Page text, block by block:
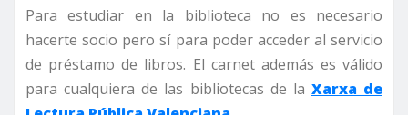
Para estudiar en la biblioteca no es necesario
hacerte socio pero sí para poder acceder al servicio
de préstamo de libros. El carnet además es válido
para cualquiera de las bibliotecas de la Xarxa de